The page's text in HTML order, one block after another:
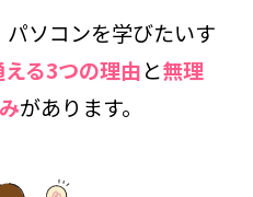
ソコンを学びたいす
る3つの理由と無理
があります。